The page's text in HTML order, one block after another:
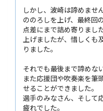
しかし、波崎は諦めませ
ののろしを上げ、最終回
点差にまで詰め寄りまし
上げましたが、惜しくも
りました。
それでも最後まで諦めな
また応援団や吹奏楽を筆
せることができました。
選手のみなさん、そして
疲れでした。